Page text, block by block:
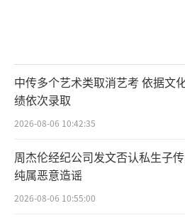
第八季作为最新一季
则任务”为核心，为观众
节目通过模拟多个主题团
入一个个充满挑战和惊喜
中，设置了各种非常规的
短时间内解读并适应规则
中传多个艺术类取消艺考 依据文
绩依次录取
2026-08-06 10:42:35
周杰伦经纪公司发文否认私生子传
纯属恶意造谣
2026-08-06 10:55:00